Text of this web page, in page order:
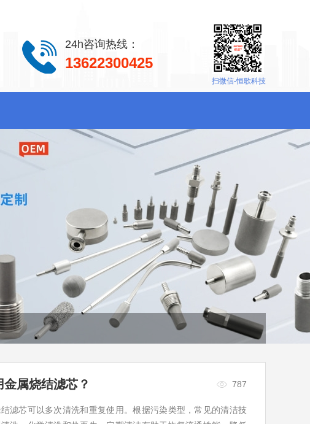
扫微信-恒歌科技
24h咨询热线：
13622300425
属烧结滤芯？ 787
滤芯可以多次清洗和重复使用。根据污染类型，常见的清洁技